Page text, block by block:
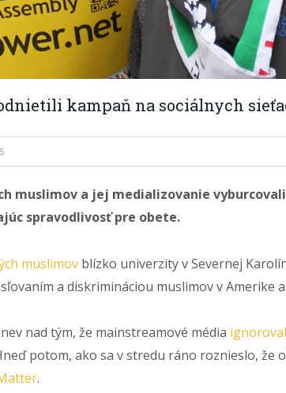
kampaň na sociálnych
muslimov a jej medializovanie
spravodlivosť pre obete.
muslimov blízko univerzity v Severnej
a diskrimináciou muslimov v Amerike
nad tým, že mainstreamové média
potom, ako sa v stredu ráno roznieslo, že
.